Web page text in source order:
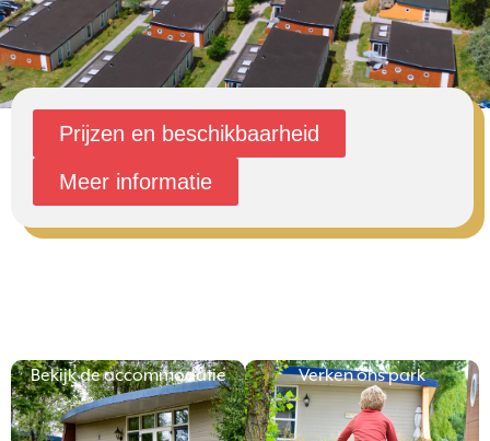
Bekijk de accommodatie Verken ons park
Prijzen en beschikbaarheid
Meer informatie